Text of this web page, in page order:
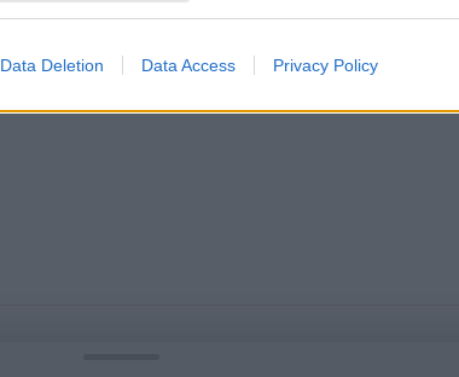
Data Deletion Data Access Privacy Policy